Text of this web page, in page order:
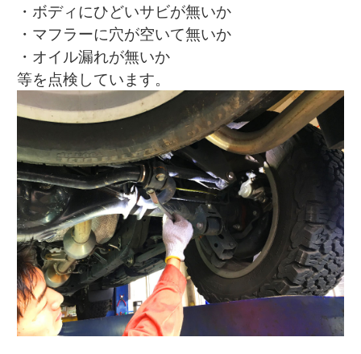
・ボディにひどいサビが無いか
・マフラーに穴が空いて無いか
・オイル漏れが無いか
等を点検しています。